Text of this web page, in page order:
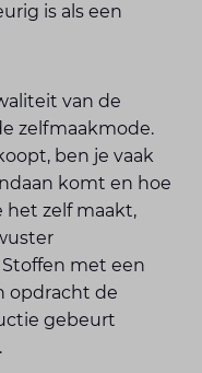
is als een
van de
zelfmaakmode.
ben je vaak
komt en hoe
het zelf maakt,
Stoffen met een
opdracht de
gebeurt